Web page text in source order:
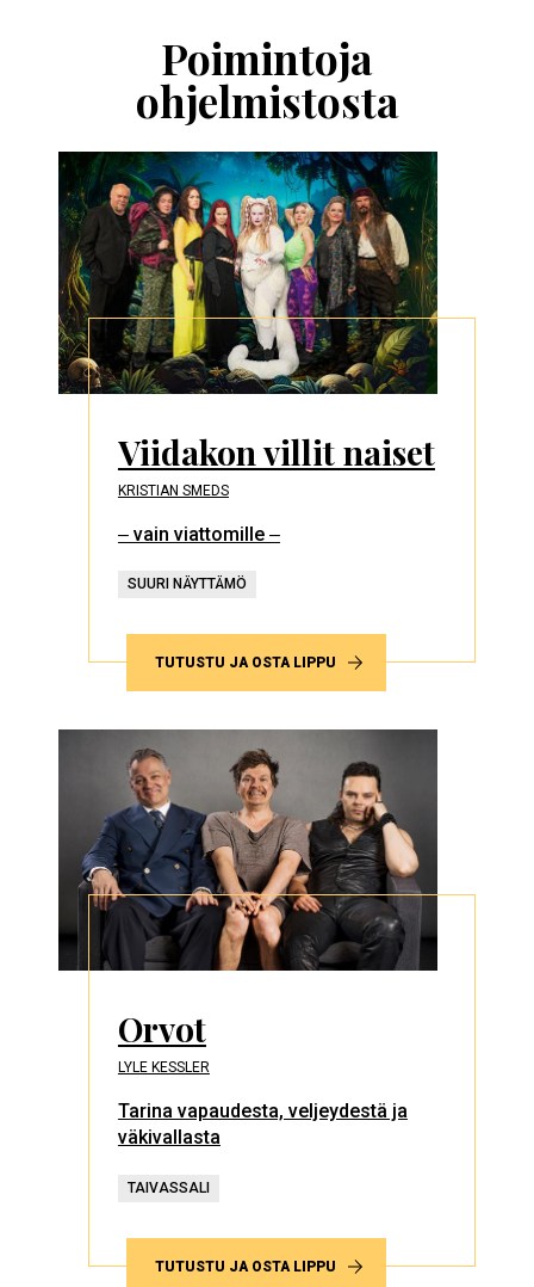
Poimintoja
ohjelmistosta
Viidakon villit naiset
KRISTIAN SMEDS
‒ vain viattomille ‒
SUURI NÄYTTÄMÖ
TUTUSTU JA OSTA LIPPU
Orvot
LYLE KESSLER
Tarina vapaudesta, veljeydestä ja
väkivallasta
TAIVASSALI
TUTUSTU JA OSTA LIPPU